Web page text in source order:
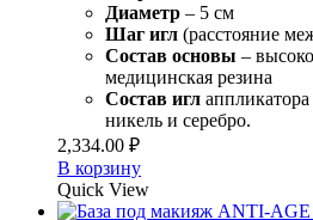
Диаметр – 5 см
Шаг игл (расстояние
Состав основы –
медицинская резина
Состав игл
никель и серебро.
2,334.00 ₽
В корзину
Quick View